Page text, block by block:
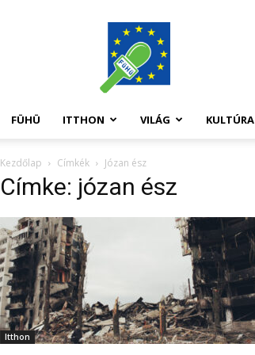
FüHü
FÜHÜ ITTHON VILÁG KULTÚRA
Kezdőlap Címkék Józan ész
Címke: józan ész
Itthon